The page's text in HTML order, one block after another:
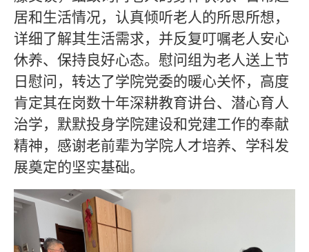
居和生活情况，认真倾听老人的所思所想，
详细了解其生活需求，并反复叮嘱老人安心
休养、保持良好心态。慰问组为老人送上节
日慰问，转达了学院党委的暖心关怀，高度
肯定其在岗数十年深耕教育讲台、潜心育人
治学，默默投身学院建设和党建工作的奉献
精神，感谢老前辈为学院人才培养、学科发
展奠定的坚实基础。